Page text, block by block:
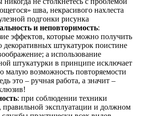
шва, некрасивого нахлеста
подгонки рисунка
и неповторимость:
эффектов, которые можно получить
штукатурок поистине
а использование
штукатурки в принципе исключает
малую возможность повторяемости
это – ручная работа, а значит –
: при соблюдении техники
правильной эксплуатации и должном